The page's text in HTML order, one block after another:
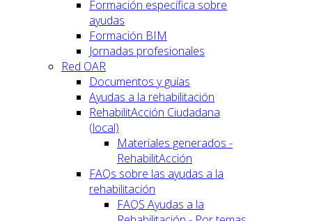
Formación específica sobre
ayudas
Formación BIM
Jornadas profesionales
Red OAR
Documentos y guías
Ayudas a la rehabilitación
RehabilitAcción Ciudadana
(local)
Materiales generados -
RehabilitAcción
FAQs sobre las ayudas a la
rehabilitación
FAQS Ayudas a la